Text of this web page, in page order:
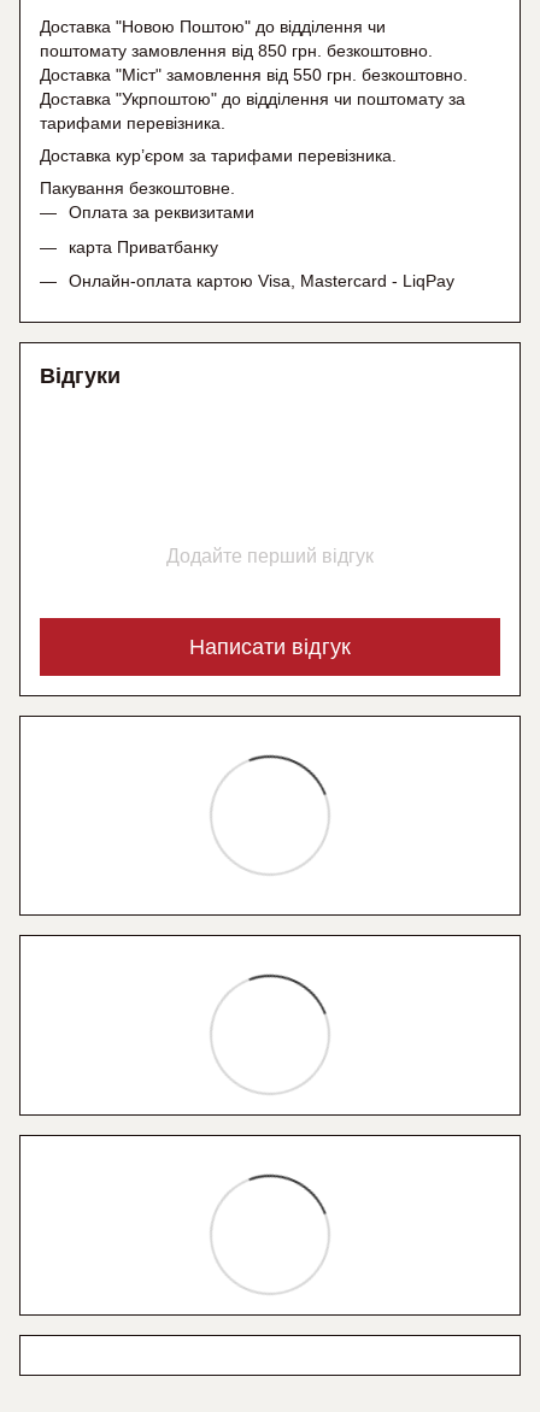
Доставка "Новою Поштою" до відділення чи
поштомату замовлення від 850 грн. безкоштовно.
Доставка "Міст" замовлення від 550 грн. безкоштовно.
Доставка "Укрпоштою" до відділення чи поштомату за
тарифами перевізника.
Доставка кур’єром за тарифами перевізника.
Пакування безкоштовне.
Оплата за реквизитами
карта Приватбанку
Онлайн-оплата картою Visa, Mastercard - LiqPay
Відгуки
Додайте перший відгук
Написати відгук